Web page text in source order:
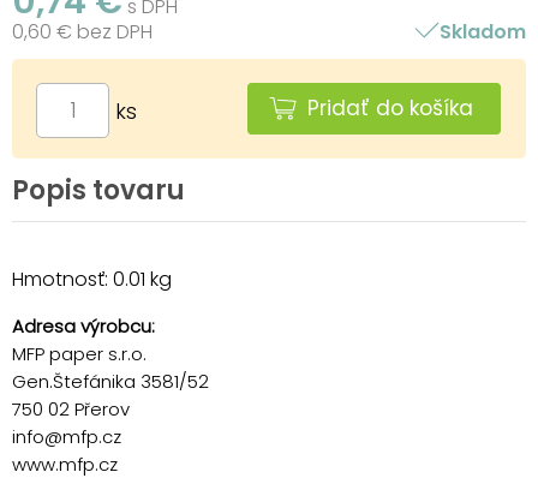
s DPH
0,60 € bez DPH
Skladom
ks Pridať do košíka
Popis tovaru
Hmotnosť: 0.01 kg
Adresa výrobcu:
MFP paper s.r.o.
Gen.Štefánika 3581/52
750 02 Přerov
info@mfp.cz
www.mfp.cz